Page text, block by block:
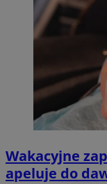
Wakacyjne
apeluje do